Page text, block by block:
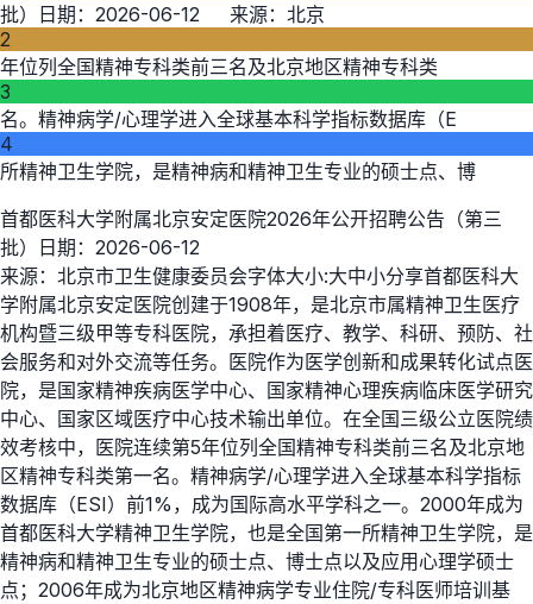
批）日期：2026-06-12 来源：北京
2
年位列全国精神专科类前三名及北京地区精神专科类
3
名。精神病学/心理学进入全球基本科学指标数据库（E
4
所精神卫生学院，是精神病和精神卫生专业的硕士点、博
首都医科大学附属北京安定医院2026年公开招聘公告（第三
批）日期：2026-06-12
来源：北京市卫生健康委员会字体大小:大中小分享首都医科大
学附属北京安定医院创建于1908年，是北京市属精神卫生医疗
机构暨三级甲等专科医院，承担着医疗、教学、科研、预防、社
会服务和对外交流等任务。医院作为医学创新和成果转化试点医
院，是国家精神疾病医学中心、国家精神心理疾病临床医学研究
中心、国家区域医疗中心技术输出单位。在全国三级公立医院绩
效考核中，医院连续第5年位列全国精神专科类前三名及北京地
区精神专科类第一名。精神病学/心理学进入全球基本科学指标
数据库（ESI）前1%，成为国际高水平学科之一。2000年成为
首都医科大学精神卫生学院，也是全国第一所精神卫生学院，是
精神病和精神卫生专业的硕士点、博士点以及应用心理学硕士
点；2006年成为北京地区精神病学专业住院/专科医师培训基